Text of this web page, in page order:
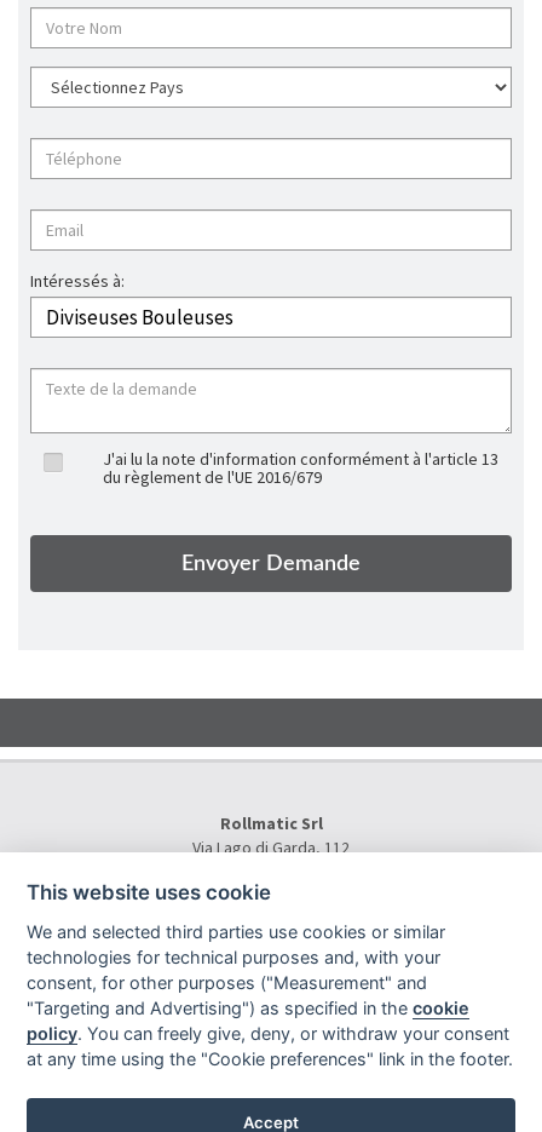
Intéressés à:
J'ai lu la note d'information conformément à l'article 13
du règlement de l'UE 2016/679
Rollmatic Srl
Via Lago di Garda, 112
Tel.+39 0445 577000
E-Mail:
info@rollmatic.com
VAT Number: 03391250242
C.F. e N. Registro Imprese: 03391250242
Rollmatic Srl © 2026 - All Rights Reserved
This website uses cookie
We and selected third parties use cookies or similar
technologies for technical purposes and, with your
consent, for other purposes ("Measurement" and
"Targeting and Advertising") as specified in thecookie
policy. You can freely give, deny, or withdraw your consent
at any time using the "Cookie preferences" link in the footer.
Accept